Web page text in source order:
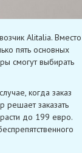
Alitalia. Вместо
пять основных
смогут выбирать
когда заказ
заказать
до 199 евро.